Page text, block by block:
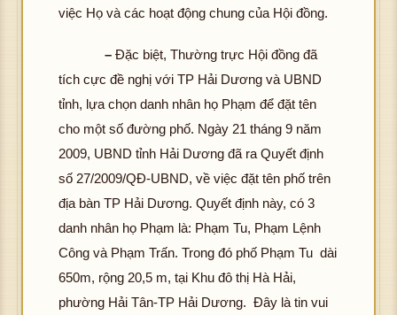
việc Họ và các hoạt động chung của Hội đồng.
–Đặc biệt, Thường trực Hội đồng đã
tích cực đề nghị với TP Hải Dương và UBND
tỉnh, lựa chọn danh nhân họ Phạm để đặt tên
cho một số đường phố. Ngày 21 tháng 9 năm
2009, UBND tỉnh Hải Dương đã ra Quyết định
số 27/2009/QĐ-UBND, về việc đặt tên phố trên
địa bàn TP Hải Dương. Quyết định này, có 3
danh nhân họ Phạm là: Phạm Tu, Phạm Lệnh
Công và Phạm Trấn. Trong đó phố Phạm Tu dài
650m, rộng 20,5 m, tại Khu đô thị Hà Hải,
phường Hải Tân-TP Hải Dương. Đây là tin vui